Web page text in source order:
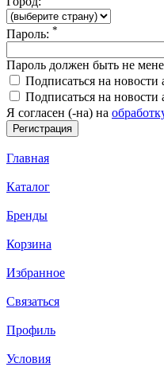
Пароль: *
Пароль должен быть не
Подписаться на
Подписаться на
Я согласен (-на) на
Главная
Каталог
Бренды
Корзина
Избранное
Связаться
Профиль
Условия